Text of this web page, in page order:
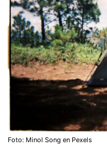
Foto: Minol Song en Pexels